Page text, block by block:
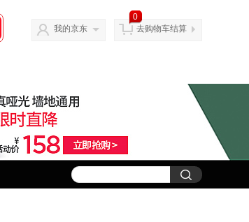
我的京东
0
去购物车结算